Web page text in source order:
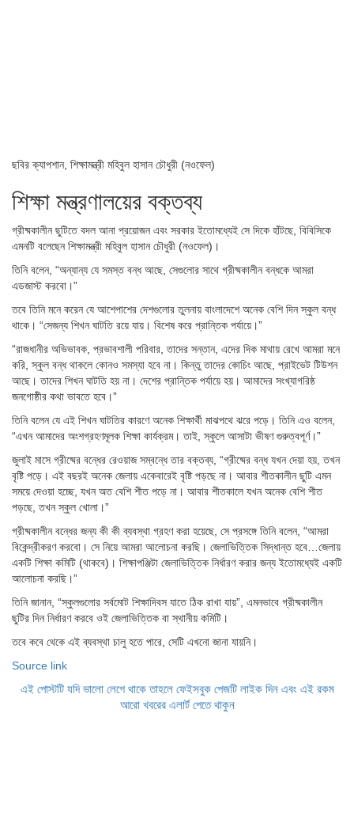
ছবির ক্যাপশান, শিক্ষামন্ত্রী মহিবুল হাসান চৌধুরী (নওফেল)
শিক্ষা মন্ত্রণালয়ের বক্তব্য
গ্রীষ্মকালীন ছুটিতে বদল আনা প্রয়োজন এবং সরকার ইতোমধ্যেই সে দিকে হাঁটছে, বিবিসিকে
এমনটি বলেছেন শিক্ষামন্ত্রী মহিবুল হাসান চৌধুরী (নওফেল)।
তিনি বলেন, “অন্যান্য যে সমস্ত বন্ধ আছে, সেগুলোর সাথে গ্রীষ্মকালীন বন্ধকে আমরা
এডজাস্ট করবো।”
তবে তিনি মনে করেন যে আশেপাশের দেশগুলোর তুলনায় বাংলাদেশে অনেক বেশি দিন স্কুল বন্ধ
থাকে। “সেজন্য শিখন ঘাটতি রয়ে যায়। বিশেষ করে প্রান্তিক পর্যায়ে।”
“রাজধানীর অভিভাবক, প্রভাবশালী পরিবার, তাদের সন্তান, এদের দিক মাথায় রেখে আমরা মনে
করি, স্কুল বন্ধ থাকলে কোনও সমস্যা হবে না। কিন্তু তাদের কোচিং আছে, প্রাইভেট টিউশন
আছে। তাদের শিখন ঘাটতি হয় না। দেশের প্রান্তিক পর্যায়ে হয়। আমাদের সংখ্যাগরিষ্ঠ
জনগোষ্ঠীর কথা ভাবতে হবে।”
তিনি বলেন যে এই শিখন ঘাটতির কারণে অনেক শিক্ষার্থী মাঝপথে ঝরে পড়ে। তিনি এও বলেন,
“এখন আমাদের অংশগ্রহণমূলক শিক্ষা কার্যক্রম। তাই, স্কুলে আসাটা ভীষণ গুরুত্বপূর্ণ।”
জুলাই মাসে গ্রীষ্মের বন্ধের রেওয়াজ সম্বন্ধে তার বক্তব্য, “গ্রীষ্মের বন্ধ যখন দেয়া হয়, তখন
বৃষ্টি পড়ে। এই বছরই অনেক জেলায় একেবারেই বৃষ্টি পড়ছে না। আবার শীতকালীন ছুটি এমন
সময়ে দেওয়া হচ্ছে, যখন অত বেশি শীত পড়ে না। আবার শীতকালে যখন অনেক বেশি শীত
পড়ছে, তখন স্কুল খোলা।”
গ্রীষ্মকালীন বন্ধের জন্য কী কী ব্যবস্থা গ্রহণ করা হয়েছে, সে প্রসঙ্গে তিনি বলেন, “আমরা
বিকেন্দ্রীকরণ করবো। সে নিয়ে আমরা আলোচনা করছি। জেলাভিত্তিক সিদ্ধান্ত হবে…জেলায়
একটি শিক্ষা কমিটি (থাকবে)। শিক্ষাপঞ্জিটা জেলাভিত্তিক নির্ধারণ করার জন্য ইতোমধ্যেই একটি
আলোচনা করছি।”
তিনি জানান, “স্কুলগুলোর সর্বমোট শিক্ষাদিবস যাতে ঠিক রাখা যায়”, এমনভাবে গ্রীষ্মকালীন
ছুটির দিন নির্ধারণ করবে ওই জেলাভিত্তিক বা স্থানীয় কমিটি।
তবে কবে থেকে এই ব্যবস্থা চালু হতে পারে, সেটি এখনো জানা যায়নি।
Source link
এই পোস্টটি যদি ভালো লেগে থাকে তাহলে ফেইসবুক পেজটি লাইক দিন এবং এই রকম
আরো খবরের এলার্ট পেতে থাকুন